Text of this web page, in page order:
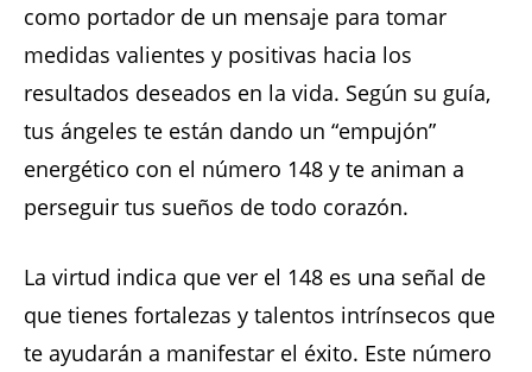
como portador de un mensaje para tomar
medidas valientes y positivas hacia los
resultados deseados en la vida. Según su guía,
tus ángeles te están dando un “empujón”
energético con el número 148 y te animan a
perseguir tus sueños de todo corazón.
La virtud indica que ver el 148 es una señal de
que tienes fortalezas y talentos intrínsecos que
te ayudarán a manifestar el éxito. Este número